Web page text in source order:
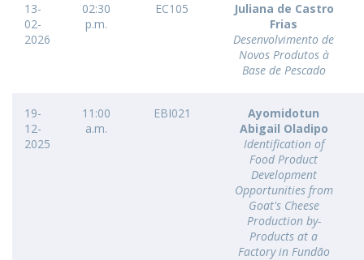
13-
02-
2026
02:30
p.m.
EC105
Juliana de Castro
Frias
Desenvolvimento de
Novos Produtos à
Base de Pescado
19-
12-
2025
11:00
a.m.
EBI021
Ayomidotun
Abigail Oladipo
Identification of
Food Product
Development
Opportunities from
Goat's Cheese
Production by-
Products at a
Factory in Fundão